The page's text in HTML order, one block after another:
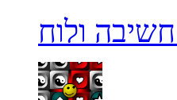
ולוח